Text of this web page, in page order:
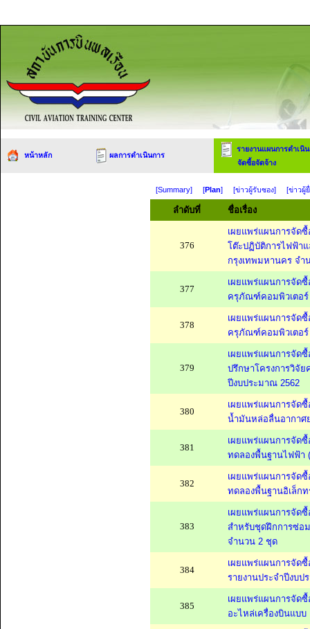
หน้าหลัก ผลการดำเนินการ
รายงานแผนการดำเนิ
จัดซื้อจัดจ้าง
[Summary] [Plan] [ข่าวผู้รับซอง] [ข่าวผู้
ลำดับที่ ชื่อเรื่อง
376
เผยแพร่แผนการจัด
โต๊ะปฏิบัติการไฟฟ้า
กรุงเทพมหานคร จำ
377
เผยแพร่แผนการจัด
ครุภัณฑ์คอมพิวเตอ
378
เผยแพร่แผนการจัด
ครุภัณฑ์คอมพิวเตอ
379
เผยแพร่แผนการจัด
ปรึกษาโครงการวิจัย
ปีงบประมาณ 2562
380
เผยแพร่แผนการจัด
น้ำมันหล่อลื่นอากาศ
381
เผยแพร่แผนการจัด
ทดลองพื้นฐานไฟฟ้า
382
เผยแพร่แผนการจัด
ทดลองพื้นฐานอิเล็ก
383
เผยแพร่แผนการจัด
สำหรับชุดฝึกการซ่อ
จำนวน 2 ชุด
384
เผยแพร่แผนการจัด
รายงานประจำปีงบ
385
เผยแพร่แผนการจัด
อะไหล่เครื่องบินแบบ